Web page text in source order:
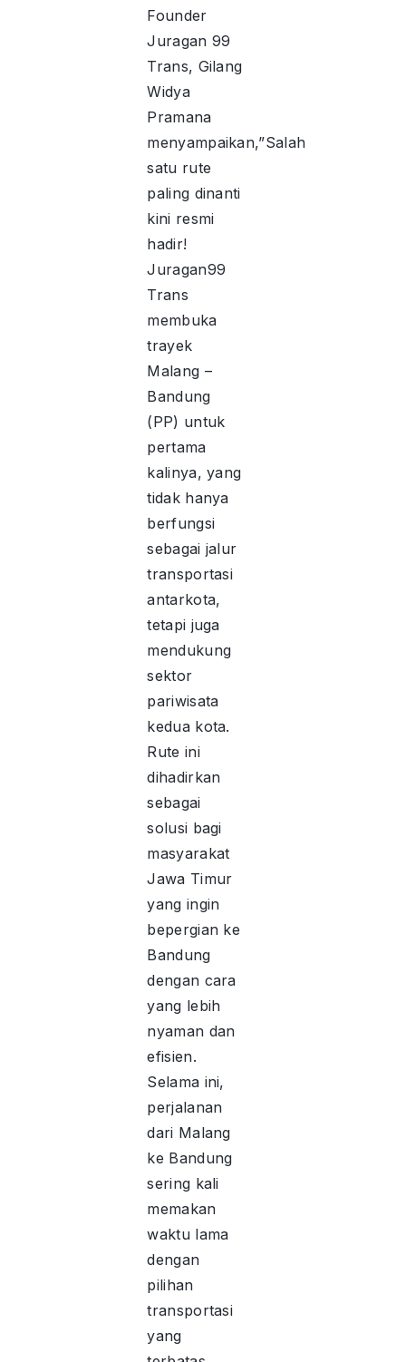
Founder
Juragan 99
Trans, Gilang
Widya
Pramana
menyampaikan,”Salah
satu rute
paling dinanti
kini resmi
hadir!
Juragan99
Trans
membuka
trayek
Malang –
Bandung
(PP) untuk
pertama
kalinya, yang
tidak hanya
berfungsi
sebagai jalur
transportasi
antarkota,
tetapi juga
mendukung
sektor
pariwisata
kedua kota.
Rute ini
dihadirkan
sebagai
solusi bagi
masyarakat
Jawa Timur
yang ingin
bepergian ke
Bandung
dengan cara
yang lebih
nyaman dan
efisien.
Selama ini,
perjalanan
dari Malang
ke Bandung
sering kali
memakan
waktu lama
dengan
pilihan
transportasi
yang